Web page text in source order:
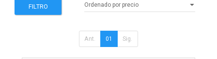
FILTRO
Ant. 01 Sig.